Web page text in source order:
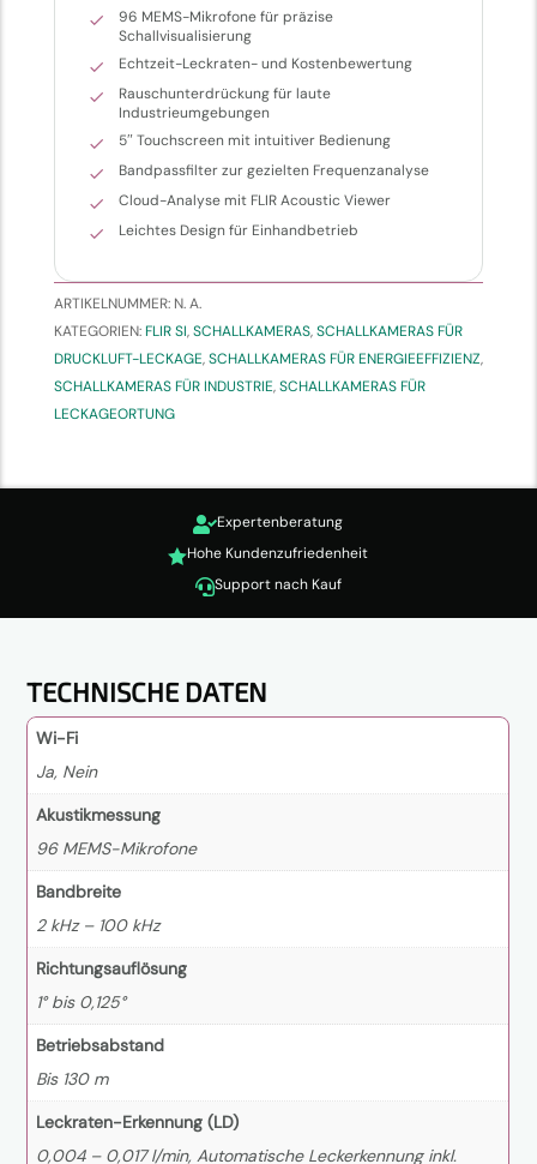
96 MEMS-Mikrofone für präzise
Schallvisualisierung
Echtzeit-Leckraten- und Kostenbewertung
Rauschunterdrückung für laute
Industrieumgebungen
5″ Touchscreen mit intuitiver Bedienung
Bandpassfilter zur gezielten Frequenzanalyse
Cloud-Analyse mit FLIR Acoustic Viewer
Leichtes Design für Einhandbetrieb
ARTIKELNUMMER: N. A.
KATEGORIEN:FLIR SI,SCHALLKAMERAS,SCHALLKAMERAS FÜR
DRUCKLUFT-LECKAGE,SCHALLKAMERAS FÜR ENERGIEEFFIZIENZ,
SCHALLKAMERAS FÜR INDUSTRIE,SCHALLKAMERAS FÜR
LECKAGEORTUNG
Expertenberatung
Hohe Kundenzufriedenheit
Support nach Kauf
TECHNISCHE DATEN
Wi-Fi
Ja, Nein
Akustikmessung
96 MEMS-Mikrofone
Bandbreite
2 kHz – 100 kHz
Richtungsauflösung
1° bis 0,125°
Betriebsabstand
Bis 130 m
Leckraten-Erkennung (LD)
0,004 – 0,017 l/min, Automatische Leckerkennung inkl.